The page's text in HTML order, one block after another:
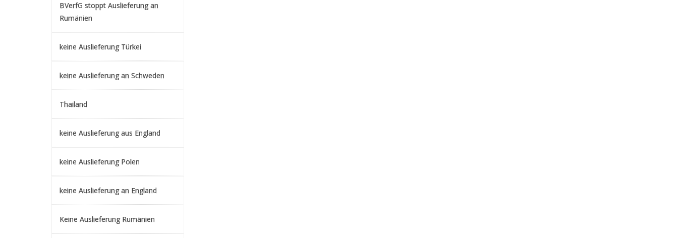
BVerfG stoppt Auslieferung an
Rumänien
keine Auslieferung Türkei
keine Auslieferung an Schweden
Thailand
keine Auslieferung aus England
keine Auslieferung Polen
keine Auslieferung an England
Keine Auslieferung Rumänien